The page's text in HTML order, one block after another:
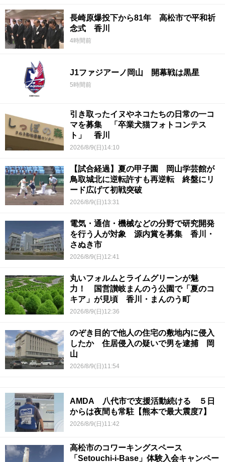
長崎原爆投下から81年 高松市で平和祈
念式 香川
4時間前
J1ファジアーノ岡山 開幕戦は黒星
5時間前
引き取ったイヌやネコたちの日常の一コ
マを募集 「卒業犬猫フォトコンテス
ト」 香川
2026/8/9(日)14:10
【試合経過】夏の甲子園 岡山学芸館が
鳥取城北に逆転許すも再逆転 終盤にリ
ード広げて初戦突破
2026/8/9(日)13:31
電気・通信・機械などの分野で研究開発
を行う人が対象 源内賞を募集 香川・
さぬき市
2026/8/9(日)12:41
丸いフォルムとライムグリーンが魅
力！ 国営讃岐まんのう公園で「夏のコ
キア」が見頃 香川・まんのう町
2026/8/9(日)12:36
のぞき目的で他人の住宅の敷地内に侵入
したか 住居侵入の疑いで男を逮捕 岡
山
2026/8/9(日)11:54
AMDA 八代市で支援活動続ける ５日
からは夜間も常駐【熊本で最大震度7】
2026/8/9(日)11:42
高松市のコワーキングスペース
「Setouchi-i-Base」体験入会キャンペー